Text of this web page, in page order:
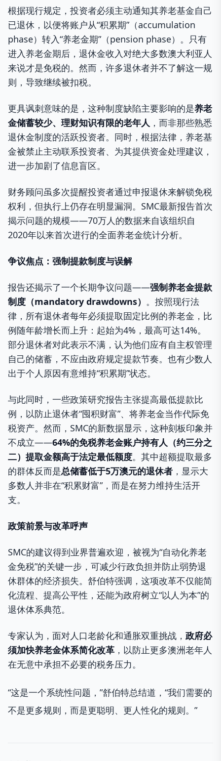
根据现行规定，投资者必须主动通知其养老基金自己
已退休，以便将账户从“积累期”（accumulation
phase）转入“养老金期”（pension phase）。只有
进入养老金期后，退休金收入对绝大多数澳大利亚人
来说才是免税的。然而，许多退休者并不了解这一规
则，导致继续被扣税。
更具讽刺意味的是，这种制度缺陷主要影响的是养老
金储蓄较少、理财知识有限的老年人 ，而非那些熟悉
退休金制度的活跃投资者。同时，根据法律，养老基
金被禁止主动联系投资者、为其提供资金处理建议，
进一步加剧了信息盲区。
财务顾问虽多次提醒投资者通过申报退休来解锁免税
权利，但执行上仍存在明显漏洞。SMC最新报告首次
揭示问题的规模——70万人的数据来自该组织自
2020年以来首次进行的全面养老金统计分析。
争议焦点：强制提款制度与误解
报告还揭示了一个长期争议问题——强制养老金提款
制度（mandatory drawdowns） 。按照现行法
律，所有退休者每年必须提取固定比例的养老金，比
例随年龄增长而上升：起始为4%，最高可达14%。
部分退休者对此表示不满，认为他们应有自主权管理
自己的储蓄，不应由政府规定提款节奏。也有少数人
出于个人原因有意维持“积累期”状态。
与此同时，一些政策研究报告主张提高最低提款比
例，以防止退休者“囤积财富”、将养老金当作代际免
税资产。然而，SMC的新数据显示，这种刻板印象并
不成立——64%的免税养老金账户持有人（约三分之
二）提取金额高于法定最低额度。其中超额提取最多
的群体反而是总储蓄低于5万澳元的退休者 ，显示大
多数人并非在“积累财富”，而是在努力维持生活开
支。
政策前景与改革呼声
SMC的建议得到业界普遍欢迎，被视为“自动化养老
金免税”的关键一步，可减少行政负担并防止弱势退
休群体的经济损失。舒伯特强调，这项改革不仅能简
化流程、提高公平性，还能为政府树立“以人为本”的
退休体系典范。
专家认为，面对人口老龄化和通胀双重挑战， 政府必
须加快养老金体系简化改革 ，以防止更多澳洲老年人
在无意中承担不必要的税务压力。
“这是一个系统性问题，”舒伯特总结道，“我们需要的
不是更多规则，而是更聪明、更人性化的规则。”